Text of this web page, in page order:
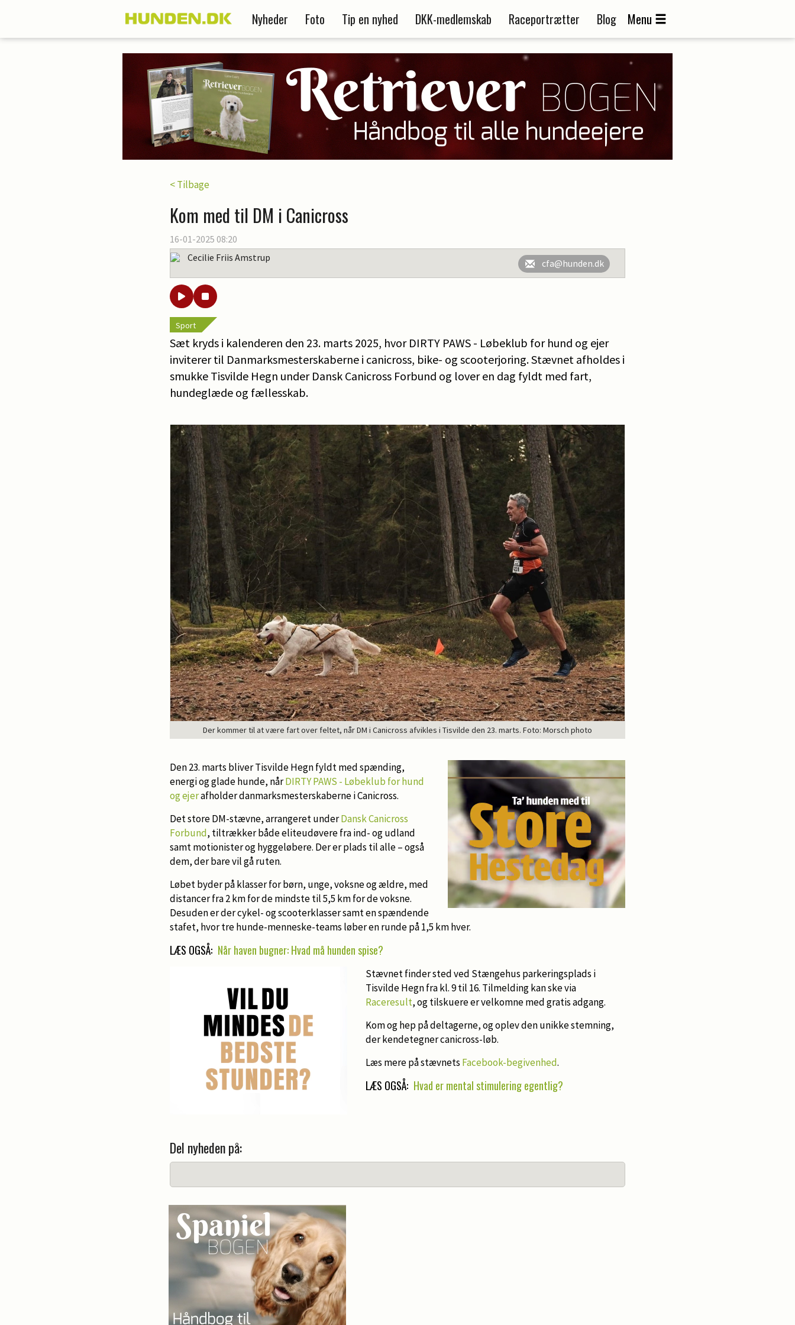
Nyheder Foto Tip en nyhed DKK-medlemskab Raceportrætter Blog Menu
< Tilbage
Kom med til DM i Canicross
16-01-2025 08:20
Cecilie Friis Amstrup
cfa@hunden.dk
Sport
Sæt kryds i kalenderen den 23. marts 2025, hvor DIRTY PAWS - Løbeklub for hund og ejer
inviterer til Danmarksmesterskaberne i canicross, bike- og scooterjoring. Stævnet afholdes i
smukke Tisvilde Hegn under Dansk Canicross Forbund og lover en dag fyldt med fart,
hundeglæde og fællesskab.
Der kommer til at være fart over feltet, når DM i Canicross afvikles i Tisvilde den 23. marts. Foto: Morsch photo
Den 23. marts bliver Tisvilde Hegn fyldt med spænding,
energi og glade hunde, nårDIRTY PAWS - Løbeklub for hund
og ejerafholder danmarksmesterskaberne i Canicross.
Det store DM-stævne, arrangeret underDansk Canicross
Forbund, tiltrækker både eliteudøvere fra ind- og udland
samt motionister og hyggeløbere. Der er plads til alle – også
dem, der bare vil gå ruten.
Løbet byder på klasser for børn, unge, voksne og ældre, med
distancer fra 2 km for de mindste til 5,5 km for de voksne.
Desuden er der cykel- og scooterklasser samt en spændende
stafet, hvor tre hunde-menneske-teams løber en runde på 1,5 km hver.
LÆS OGSÅ: Når haven bugner: Hvad må hunden spise?
Stævnet finder sted ved Stængehus parkeringsplads i
Tisvilde Hegn fra kl. 9 til 16. Tilmelding kan ske via
Raceresult, og tilskuere er velkomne med gratis adgang.
Kom og hep på deltagerne, og oplev den unikke stemning,
der kendetegner canicross-løb.
Læs mere på stævnets Facebook-begivenhed.
LÆS OGSÅ: Hvad er mental stimulering egentlig?
Del nyheden på: